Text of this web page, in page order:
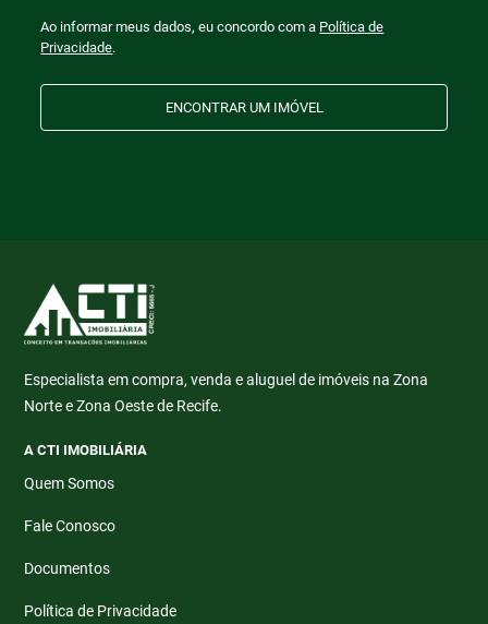
Ao informar meus dados, eu concordo com a Política de
Privacidade.
ENCONTRAR UM IMÓVEL
Especialista em compra, venda e aluguel de imóveis na Zona
Norte e Zona Oeste de Recife.
A CTI IMOBILIÁRIA
Quem Somos
Fale Conosco
Documentos
Política de Privacidade